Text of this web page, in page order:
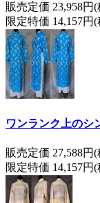
販売定価 23,958円
限定特価 14,157円
ワンランク上のシ
販売定価 27,588円
限定特価 14,157円